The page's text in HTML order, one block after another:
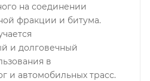
на соединении
фракции и битума.
и долговечный
в
и автомобильных трасс.